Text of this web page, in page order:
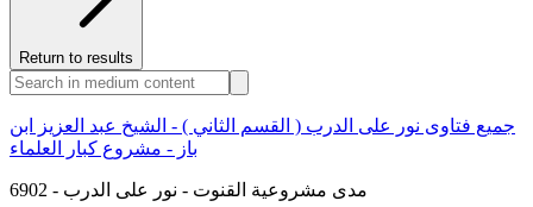
Return to results
جميع فتاوى نور على الدرب ( القسم الثاني ) - الشيخ عبد العزيز ابن
باز - مشروع كبار العلماء
6902 - مدى مشروعية القنوت - نور على الدرب